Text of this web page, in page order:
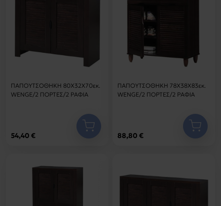
ΠΑΠΟΥΤΣΟΘΗΚΗ 80Χ32Χ70εκ.
WENGE/2 ΠΟΡΤΕΣ/2 ΡΑΦΙΑ
54,40 €
ΠΑΠΟΥΤΣΟΘΗΚΗ 78Χ38Χ83εκ.
WENGE/2 ΠΟΡΤΕΣ/2 ΡΑΦΙΑ
88,80 €